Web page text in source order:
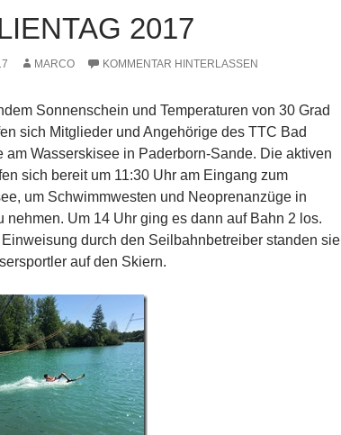
2017
MARCO KOMMENTAR HINTERLASSEN
Sonnenschein und Temperaturen von 30 Grad
sich Mitglieder und Angehörige des TTC Bad
am Wasserskisee in Paderborn-Sande. Die aktiven
sich bereit um 11:30 Uhr am Eingang zum
um Schwimmwesten und Neoprenanzüge in
nehmen. Um 14 Uhr ging es dann auf Bahn 2 los.
durch den Seilbahnbetreiber standen sie
auf den Skiern.